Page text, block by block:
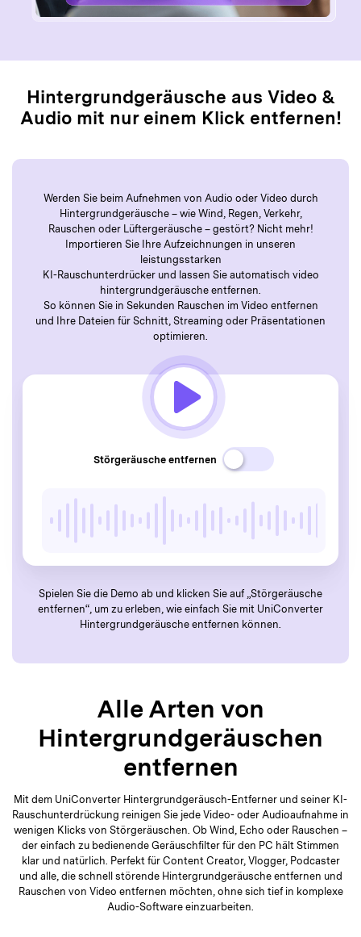
Hintergrundgeräusche aus Video &
Audio mit nur einem Klick entfernen!
Werden Sie beim Aufnehmen von Audio oder Video durch
Hintergrundgeräusche – wie Wind, Regen, Verkehr,
Rauschen oder Lüftergeräusche – gestört? Nicht mehr!
Importieren Sie Ihre Aufzeichnungen in unseren
leistungsstarken
KI-Rauschunterdrücker und lassen Sie automatisch video
hintergrundgeräusche entfernen.
So können Sie in Sekunden Rauschen im Video entfernen
und Ihre Dateien für Schnitt, Streaming oder Präsentationen
optimieren.
Störgeräusche entfernen
Spielen Sie die Demo ab und klicken Sie auf „Störgeräusche
entfernen“, um zu erleben, wie einfach Sie mit UniConverter
Hintergrundgeräusche entfernen können.
Alle Arten von
Hintergrundgeräuschen
entfernen
Mit dem UniConverter Hintergrundgeräusch-Entferner und seiner KI-
Rauschunterdrückung reinigen Sie jede Video- oder Audioaufnahme in
wenigen Klicks von Störgeräuschen. Ob Wind, Echo oder Rauschen –
der einfach zu bedienende Geräuschfilter für den PC hält Stimmen
klar und natürlich. Perfekt für Content Creator, Vlogger, Podcaster
und alle, die schnell störende Hintergrundgeräusche entfernen und
Rauschen von Video entfernen möchten, ohne sich tief in komplexe
Audio-Software einzuarbeiten.